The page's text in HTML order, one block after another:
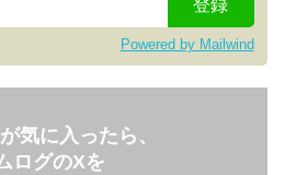
Powered by Mailwind
気に入ったら、
ログのXを